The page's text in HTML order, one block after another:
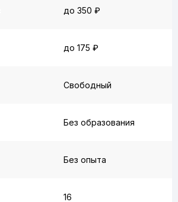
до 350 ₽
до 175 ₽
Свободный
Без образования
Без опыта
16